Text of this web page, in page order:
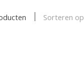
Sorteren op